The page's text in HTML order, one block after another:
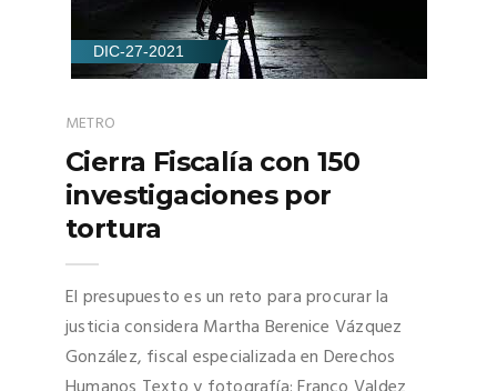
DIC-27-2021
METRO
Cierra Fiscalía con 150
investigaciones por
tortura
El presupuesto es un reto para procurar la
justicia considera Martha Berenice Vázquez
González, fiscal especializada en Derechos